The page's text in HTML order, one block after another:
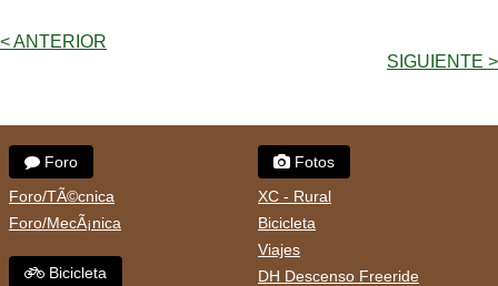
< ANTERIOR
SIGUIENTE >
Foro
Foro/TÃ©cnica
Foro/MecÃ¡nica
Bicicleta
Fotos
XC - Rural
Bicicleta
Viajes
DH Descenso Freeride